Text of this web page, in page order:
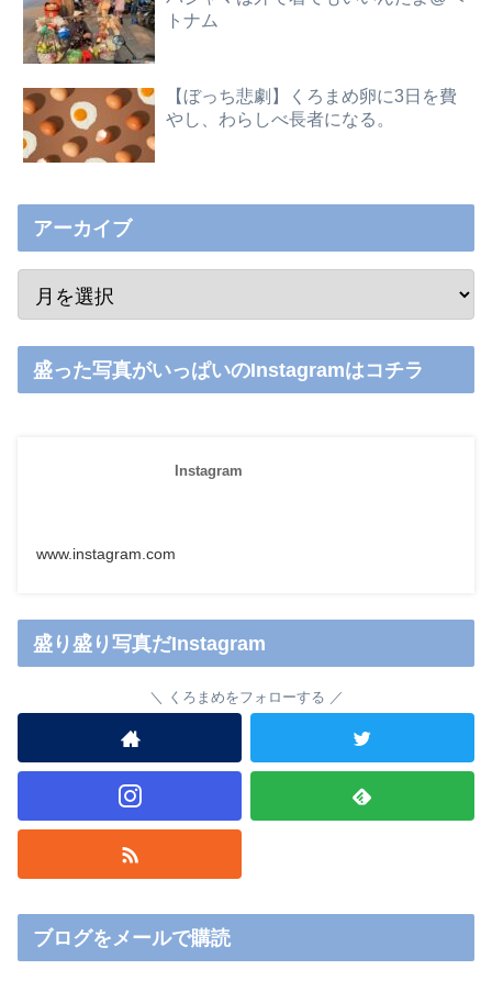
トナム
【ぼっち悲劇】くろまめ卵に3日を費
やし、わらしべ長者になる。
アーカイブ
盛った写真がいっぱいのInstagramはコチラ
Instagram
www.instagram.com
盛り盛り写真だInstagram
くろまめをフォローする
ブログをメールで購読